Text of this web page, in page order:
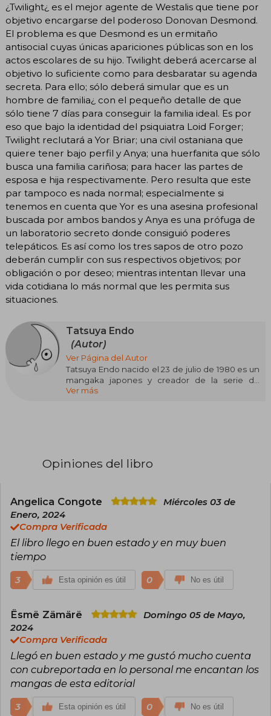
¿Twilight¿ es el mejor agente de Westalis que tiene por
objetivo encargarse del poderoso Donovan Desmond.
El problema es que Desmond es un ermitaño
antisocial cuyas únicas apariciones públicas son en los
actos escolares de su hijo. Twilight deberá acercarse al
objetivo lo suficiente como para desbaratar su agenda
secreta. Para ello; sólo deberá simular que es un
hombre de familia¿ con el pequeño detalle de que
sólo tiene 7 días para conseguir la familia ideal. Es por
eso que bajo la identidad del psiquiatra Loid Forger;
Twilight reclutará a Yor Briar; una civil ostaniana que
quiere tener bajo perfil y Anya; una huerfanita que sólo
busca una familia cariñosa; para hacer las partes de
esposa e hija respectivamente. Pero resulta que este
par tampoco es nada normal; especialmente si
tenemos en cuenta que Yor es una asesina profesional
buscada por ambos bandos y Anya es una prófuga de
un laboratorio secreto donde consiguió poderes
telepáticos. Es así como los tres sapos de otro pozo
deberán cumplir con sus respectivos objetivos; por
obligación o por deseo; mientras intentan llevar una
vida cotidiana lo más normal que les permita sus
situaciones.
Tatsuya Endo
(Autor)
Ver Página del Autor
Tatsuya Endo nacido el 23 de julio de 1980 es un
mangaka japones y creador de la serie de
manga Spy x Family.
Ver más
Opiniones del libro
Angelica Congote
Miércoles 03 de
Enero, 2024
Compra Verificada
El libro llego en buen estado y en muy buen
tiempo
3 Esta opinión es útil 0 No es útil
Ësmë Zämärë
Domingo 05 de Mayo,
2024
Compra Verificada
Llegó en buen estado y me gustó mucho cuenta
con cubreportada en lo personal me encantan los
mangas de esta editorial
3 Esta opinión es útil 0 No es útil